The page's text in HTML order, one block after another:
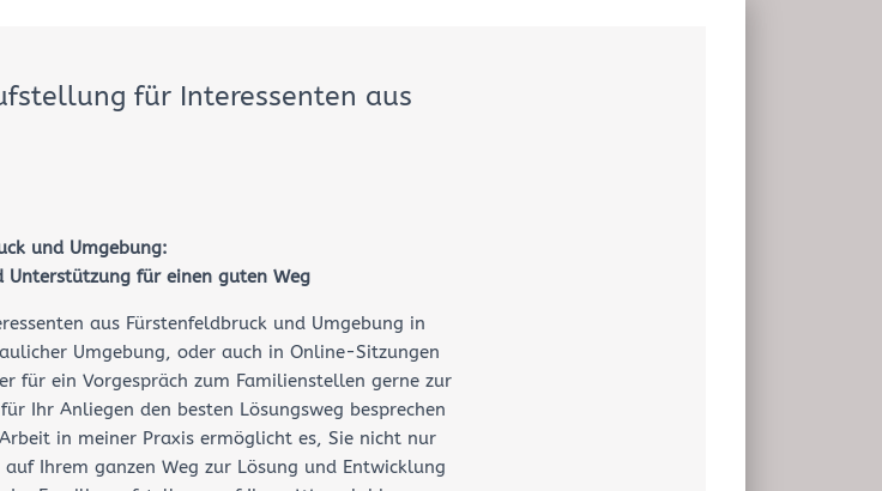
für Interessenten aus
und Umgebung:
für einen guten Weg
aus Fürstenfeldbruck und Umgebung in
Umgebung, oder auch in Online-Sitzungen
für ein Vorgespräch zum Familienstellen gerne zur
Ihr Anliegen den besten Lösungsweg besprechen
in meiner Praxis ermöglicht es, Sie nicht nur
Ihrem ganzen Weg zur Lösung und Entwicklung